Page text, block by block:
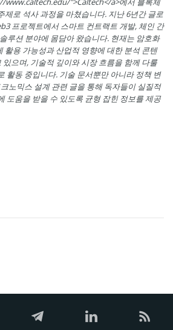
제로 석사 과정을 마쳤습니다. 지난 6년간 글로
프로젝트에서 스마트 컨트랙트 개발, 체인 간
루션 분야에 몸담아 왔습니다. 현재는 암호화
활용 가능성과 산업적 영향에 대한 분석 콘텐
으며, 기술적 깊이와 시장 흐름을 함께 다룰
활동 중입니다. 기술 문서뿐만 아니라 정책 변
노믹스 설계 관련 글을 통해 독자들이 실질적
도움을 받을 수 있도록 균형 잡힌 정보를 제공